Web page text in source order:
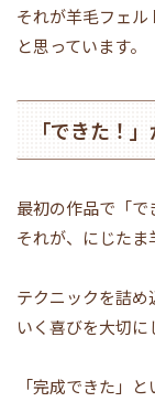
それが羊毛フェ
と思っています。
「できた！
最初の作品で「で
それが、にじたま
テクニックを詰
いく喜びを大切に
「完成できた」